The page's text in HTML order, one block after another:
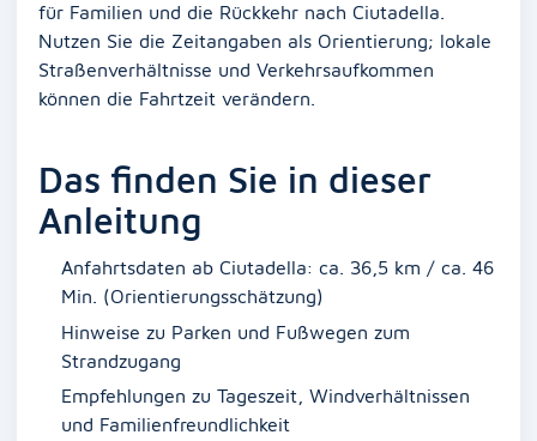
für Familien und die Rückkehr nach Ciutadella.
Nutzen Sie die Zeitangaben als Orientierung; lokale
Straßenverhältnisse und Verkehrsaufkommen
können die Fahrtzeit verändern.
Das finden Sie in dieser
Anleitung
Anfahrtsdaten ab Ciutadella: ca. 36,5 km / ca. 46
Min. (Orientierungsschätzung)
Hinweise zu Parken und Fußwegen zum
Strandzugang
Empfehlungen zu Tageszeit, Windverhältnissen
und Familienfreundlichkeit